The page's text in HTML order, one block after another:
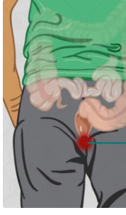
मी
क्षा
ध
र्म
ज्यो
ति
ष
प्र
भु
म
हि